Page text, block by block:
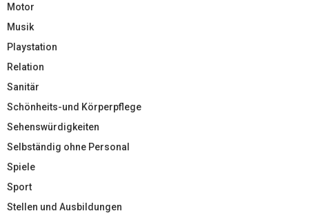
Motor
Musik
Playstation
Relation
Sanitär
Schönheits-und Körperpflege
Sehenswürdigkeiten
Selbständig ohne Personal
Spiele
Sport
Stellen und Ausbildungen